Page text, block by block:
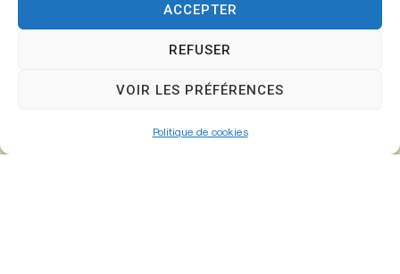
ACCEPTER
REFUSER
VOIR LES PRÉFÉRENCES
Politique de cookies